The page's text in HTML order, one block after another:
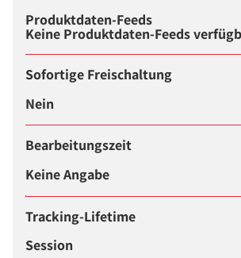
Produktdaten-Feeds
Keine Produktdaten-Feeds
Sofortige Freischaltung
Nein
Bearbeitungszeit
Keine Angabe
Tracking-Lifetime
Session